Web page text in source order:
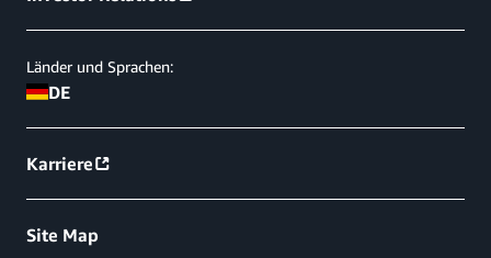
Länder und Sprachen:
DE
Karriere
Site Map